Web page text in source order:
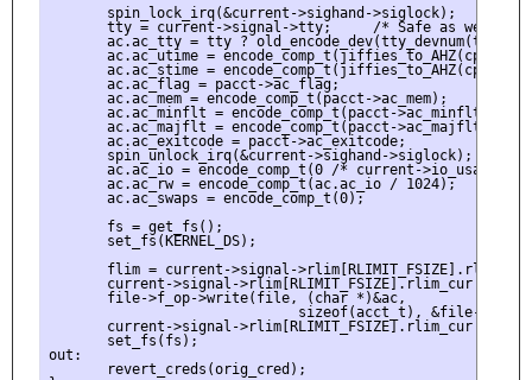
       spin_lock_irq(&current->sighand->siglock);
tty = current->signal->tty;     /* Safe as we hold
ac.ac_tty = tty ? old_encode_dev(tty_devnum(tty))
ac.ac_utime =
ac.ac_stime =
       ac.ac_flag = pacct->ac_flag;
       ac.ac_mem = encode_comp_t(pacct->ac_mem);
       ac.ac_minflt = encode_comp_t(pacct->ac_minflt);
       ac.ac_majflt = encode_comp_t(pacct->ac_majflt);
       ac.ac_exitcode = pacct->ac_exitcode;
       spin_unlock_irq(&current->sighand->siglock);
ac.ac_io = encode_comp_t(0 /* current->io_usage */
       ac.ac_rw = encode_comp_t(ac.ac_io / 1024);
       ac.ac_swaps = encode_comp_t(0);
       fs = get_fs();
       set_fs(KERNEL_DS);
flim = current->signal-
current->signal->rlim[RLIMIT_FSIZE].rlim_cur =
       file->f_op->write(file, (char *)&ac,
sizeof(acct_t), &file-
current->signal->rlim[RLIMIT_FSIZE].rlim_cur =
       set_fs(fs);
out:
       revert_creds(orig_cred);